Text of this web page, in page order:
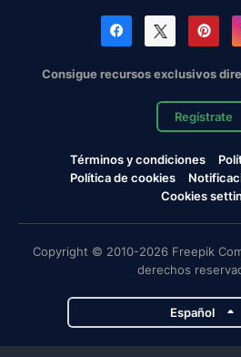
Consigue recursos exclusivos
Regístrate
Términos y condiciones
Política de cookies
Cookies
Copyright © 2010-2026 Freepik
derechos
Español